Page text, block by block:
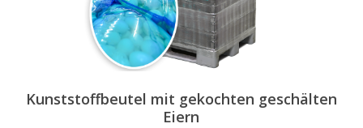
Kunststoffbeutel mit gekochten geschälten
Eiern